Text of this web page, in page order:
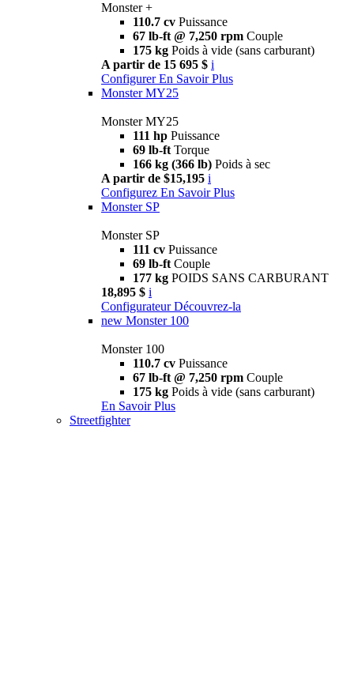
Monster +
110.7 cv Puissance
67 lb-ft @ 7,250 rpm Couple
175 kg Poids à vide (sans carburant)
A partir de 15 695 $ i
Configurer En Savoir Plus
Monster MY25
Monster MY25
111 hp Puissance
69 lb-ft Torque
166 kg (366 lb) Poids à sec
A partir de $15,195 i
Configurez En Savoir Plus
Monster SP
Monster SP
111 cv Puissance
69 lb-ft Couple
177 kg POIDS SANS CARBURANT
18,895 $ i
Configurateur Découvrez-la
new Monster 100
Monster 100
110.7 cv Puissance
67 lb-ft @ 7,250 rpm Couple
175 kg Poids à vide (sans carburant)
En Savoir Plus
Streetfighter